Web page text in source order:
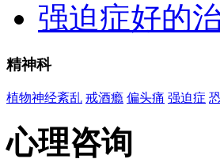
强迫症好的
精神科
植物神经紊乱 戒酒瘾 偏头痛 强迫症
心理咨询